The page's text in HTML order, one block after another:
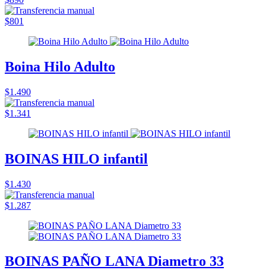
$801
Boina Hilo Adulto
$1.490
$1.341
BOINAS HILO infantil
$1.430
$1.287
BOINAS PAÑO LANA Diametro 33